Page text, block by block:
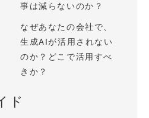
事は減らないのか？
なぜあなたの会社で、
生成AIが活用されない
のか？どこで活用すべ
きか？
ド